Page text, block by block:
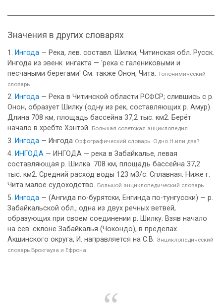
Значения в других словарях
Ингода — Река, лев. составл. Шилки; Читинская обл. Русск.
Ингода из эвенк. ингакта — 'река с галениковыми и
песчаными берегами' См. также Онон, Чита. Топонимический
словарь
Ингода — Река в Читинской области РСФСР; слившись с р.
Онон, образует Шилку (одну из рек, составляющих р. Амур).
Длина 708 км, площадь бассейна 37,2 тыс. км2. Берёт
начало в хребте Хэнтэй. Большая советская энциклопедия
Ингода — Ингода Орфографический словарь. Одно Н или два?
ИНГОДА — ИНГОДА — река в Забайкалье, левая
составляющая р. Шилка. 708 км, площадь бассейна 37,2
тыс. км2. Средний расход воды 123 м3/с. Сплавная. Ниже г.
Чита малое судоходство. Большой энциклопедический словарь
Ингода — (Ангида по-бурятски, Енгинда по-тунгусски) — р.
Забайкальской обл., одна из двух речных ветвей,
образующих при своем соединении р. Шилку. Взяв начало
на сев. склоне Забайкалья (Чокондо), в пределах
Акшинского округа, И. направляется на С.В. Энциклопедический
словарь Брокгауза и Ефрона